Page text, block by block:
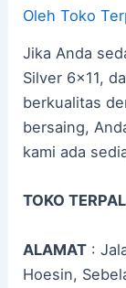
OlehToko
Jika Anda
Silver 6×11,
berkualitas
bersaing,
kami ada
TOKO
ALAMAT :
Hoesin,